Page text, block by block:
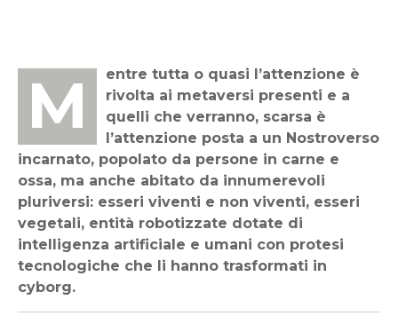
Mentre tutta o quasi l’attenzione è
rivolta ai metaversi presenti e a
quelli che verranno, scarsa è
l’attenzione posta a un Nostroverso
incarnato, popolato da persone in carne e
ossa, ma anche abitato da innumerevoli
pluriversi: esseri viventi e non viventi, esseri
vegetali, entità robotizzate dotate di
intelligenza artificiale e umani con protesi
tecnologiche che li hanno trasformati in
cyborg.